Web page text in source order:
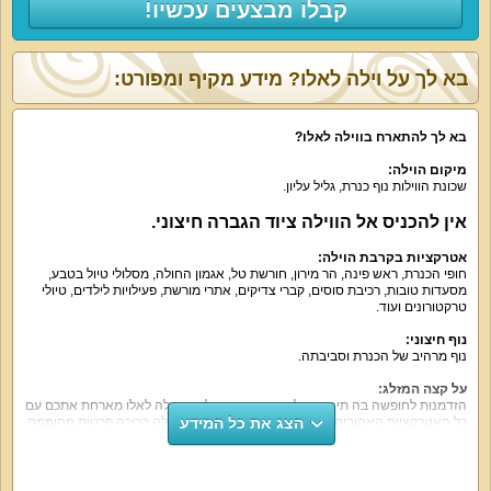
קבלו מבצעים עכשיו!
בא לך על וילה לאלו? מידע מקיף ומפורט:
בא לך להתארח בווילה לאלו?
מיקום הוילה:
שכונת הווילות נוף כנרת, גליל עליון.
אין להכניס אל הווילה ציוד הגברה חיצוני.
אטרקציות בקרבת הוילה:
חופי הכנרת, ראש פינה, הר מירון, חורשת טל, אגמון החולה, מסלולי טיול בטבע,
מסעדות טובות, רכיבת סוסים, קברי צדיקים, אתרי מורשת, פעילויות לילדים, טיולי
טרקטורונים ועוד.
נוף חיצוני:
נוף מרהיב של הכנרת וסביבתה.
על קצה המזלג:
הזדמנות לחופשה בה תיהנו מכל הטוב ביותר בכל רגע. וילה לאלו מארחת אתכם עם
כל האטרקציות האהובות במתחם יוקרתי ומטופח. יש בווילה בריכה פרטית מחוממת
בעונה, כמה אמבטיות ג'קוזי, 4 שולחנות משחק, מטבח מאובזר, סלון מפנק ועוד.
הצג את כל המידע